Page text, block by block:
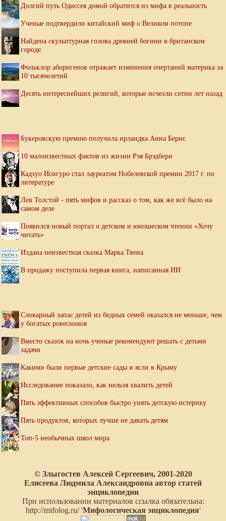
Долгий путь Одиссея домой обратится из мифа в реальность
Ученые подтвердили китайский миф о Великом потопе
Найдена скульптурная голова древней богини в британском
городе
Фольклор аборигенов отражает изменения очертаний материка за
10 тысячелетий
Десять интереснейших религий, которые исчезли сотни лет назад
Букеровскую премию получила ирландка Анна Бернс
10 малоизвестных фактов из жизни Рэя Брэдбери
Кадзуо Исигуро стал лауреатом Нобелевской премии 2017 г. по
литературе
Лев Толстой - пять мифов и рассказ о том, как же всё было на
самом деле
Появился новый портал о детском и юношеском чтении «Хочу
читать»
Издана неизвестная сказка Марка Твена
В продажу поступила первая книга, написанная ИИ
Словарный запас детей из бедных семей оказался не меньше, чем
у богатых ровесников
Вместо сказок на ночь ученые рекомендуют решать с детьми
задачи
Какими были первые детские сады и ясли в Крыму
Исследование показало, как нельзя хвалить детей
Пять эффективных способов быстро унять детскую истерику
Пять продуктов, которых лучше не давать детям
Топ-5 необычных школ мира
© Злыгостев Алексей Сергеевич, 2001-2020
Елисеева Людмила Александровна автор статей
энциклопедии
При использовании материалов ссылка обязательна:
http://mifolog.ru/ 'Мифологическая энциклопедия'